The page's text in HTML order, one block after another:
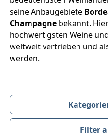
seine Anbaugebiete
Champagne bekannt.
hochwertigsten Weine
weltweit vertrieben und
werden.
Filter